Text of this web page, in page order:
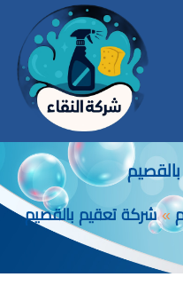
شركة تعقيم بالقصيم